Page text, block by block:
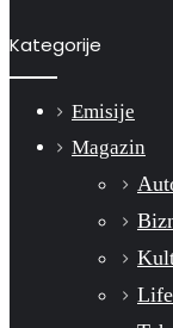
Kategorije
Emisije
Magazin